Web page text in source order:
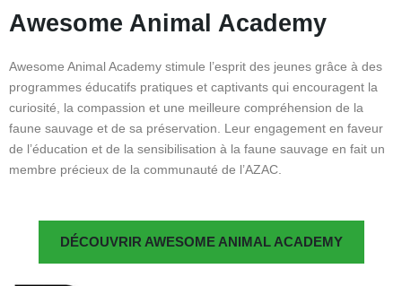
Awesome Animal Academy
Awesome Animal Academy stimule l’esprit des jeunes grâce à des
programmes éducatifs pratiques et captivants qui encouragent la
curiosité, la compassion et une meilleure compréhension de la
faune sauvage et de sa préservation. Leur engagement en faveur
de l’éducation et de la sensibilisation à la faune sauvage en fait un
membre précieux de la communauté de l’AZAC.
DÉCOUVRIR AWESOME ANIMAL ACADEMY